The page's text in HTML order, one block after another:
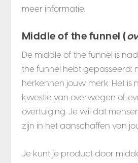
meer informatie.
Middle of the funnel (
De middle of the funnel is
the funnel hebt gepasseerd:
herkennen jouw merk. Het is
kwestie van overwegen of
overtuiging. Je wil dat
zijn in het aanschaffen van
Je kunt je product door